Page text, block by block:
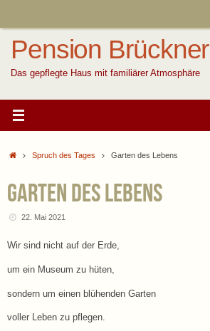
Pension Brückner
Das gepflegte Haus mit familiärer Atmosphäre
StartSpruch des Tages Garten des Lebens
Garten des Lebens
22. Mai 2021
Wir sind nicht auf der Erde,
um ein Museum zu hüten,
sondern um einen blühenden Garten
voller Leben zu pflegen.